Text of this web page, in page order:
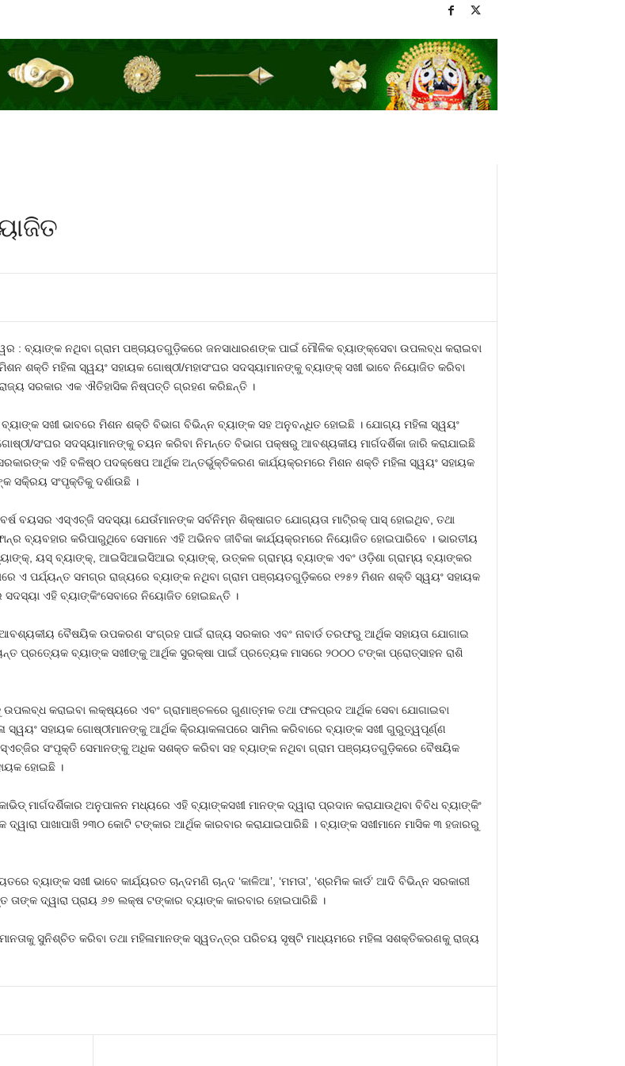
: ବ୍ୟାଙ୍କ ନଥିବା ଗ୍ରାମ ପଞ୍ଚାୟତଗୁଡ଼ିକରେ ଜନସାଧାରଣଙ୍କ ପାଇଁ ମୌଳିକ ବ୍ୟାଙ୍କ୍‌ସେବା ଉପଲବ୍ଧ କରାଇବା
ଶକ୍ତି ମହିଳା ସ୍ୱୟଂ ସହାୟକ ଗୋଷ୍ଠୀ/ମହାସଂଘର ସଦସ୍ୟାମାନଙ୍କୁ ବ୍ୟାଙ୍କ୍‌ ସଖୀ ଭାବେ ନିୟୋଜିତ କରିବା
ସରକାର ଏକ ଐତିହାସିକ ନିଷ୍ପତ୍ତି ଗ୍ରହଣ କରିଛନ୍ତି ।
ସଖୀ ଭାବରେ ମିଶନ ଶକ୍ତି ବିଭାଗ ବିଭିନ୍ନ ବ୍ୟାଙ୍କ ସହ ଅନୁବନ୍ଧିତ ହୋଇଛି । ଯୋଗ୍ୟ ମହିଳା ସ୍ୱୟଂ
ସଂଘର ସଦସ୍ୟାମାନଙ୍କୁ ଚୟନ କରିବା ନିମନ୍ତେ ବିଭାଗ ପକ୍ଷରୁ ଆବଶ୍ୟକୀୟ ମାର୍ଗଦର୍ଶିକା ଜାରି କରାଯାଇଛି
ସରକାରଙ୍କ ଏହି ବଳିଷ୍ଠ ପଦକ୍ଷେପ ଆର୍ଥିକ ଅନ୍ତର୍ଭୁକ୍ତିକରଣ କାର୍ଯ୍ୟକ୍ରମରେ ମିଶନ ଶକ୍ତି ମହିଳା ସ୍ୱୟଂ ସହାୟକ
ସକି୍ରୟ ସଂପୃକ୍ତିକୁ ଦର୍ଶାଉଛି ।
ବୟସର ଏସ୍‌ଏଚ୍‌ଜି ସଦସ୍ୟା ଯେଉଁମାନଙ୍କ ସର୍ବନିମ୍ନ ଶିକ୍ଷାଗତ ଯୋଗ୍ୟତା ମାଟି୍ରକ୍‌ ପାସ୍‌ ହୋଇଥିବ, ତଥା
ବ୍ୟବହାର କରିପାରୁଥିବେ ସେମାନେ ଏହି ଅଭିନବ ଜୀବିକା କାର୍ଯ୍ୟକ୍ରମରେ ନିୟୋଜିତ ହୋଇପାରିବେ । ଭାରତୀୟ
ୟସ୍‌ ବ୍ୟାଙ୍କ୍‌, ଆଇସିଆଇସିଆଇ ବ୍ୟାଙ୍କ୍‌, ଉତ୍କଳ ଗ୍ରାମ୍ୟ ବ୍ୟାଙ୍କ ଏବଂ ଓଡ଼ିଶା ଗ୍ରାମ୍ୟ ବ୍ୟାଙ୍କର
ଏ ପର୍ଯ୍ୟନ୍ତ ସମଗ୍ର ରାଜ୍ୟରେ ବ୍ୟାଙ୍କ ନଥିବା ଗ୍ରାମ ପଞ୍ଚାୟତଗୁଡ଼ିକରେ ୧୨୫୨ ମିଶନ ଶକ୍ତି ସ୍ୱୟଂ ସହାୟକ
ସଦସ୍ୟା ଏହି ବ୍ୟାଙ୍କିଂସେବାରେ ନିୟୋଜିତ ହୋଇଛନ୍ତି ।
ବୈଷୟିକ ଉପକରଣ ସଂଗ୍ରହ ପାଇଁ ରାଜ୍ୟ ସରକାର ଏବଂ ନାବାର୍ଡ ତରଫରୁ ଆର୍ଥିକ ସହାୟତା ଯୋଗାଇ
ପ୍ରତ୍ୟେକ ବ୍ୟାଙ୍କ ସଖୀଙ୍କୁ ଆର୍ଥିକ ସୁରକ୍ଷା ପାଇଁ ପ୍ରତ୍ୟେକ ମାସରେ ୨୦୦୦ ଟଙ୍କା ପ୍ରୋତ୍ସାହନ ରାଶି
ଉପଲବ୍ଧ କରାଇବା ଲକ୍ଷ୍ୟରେ ଏବଂ ଗ୍ରାମାଞ୍ଚଳରେ ଗୁଣାତ୍ମକ ତଥା ଫଳପ୍ରଦ ଆର୍ଥିକ ସେବା ଯୋଗାଇବା
ସ୍ୱୟଂ ସହାୟକ ଗୋଷ୍ଠୀମାନଙ୍କୁ ଆର୍ଥିକ କି୍ରୟାକଳାପରେ ସାମିଲ କରିବାରେ ବ୍ୟାଙ୍କ ସଖୀ ଗୁରୁତ୍ୱପୂର୍ଣ୍ଣ
ସଂପୃକ୍ତି ସେମାନଙ୍କୁ ଅଧିକ ସଶକ୍ତ କରିବା ସହ ବ୍ୟାଙ୍କ ନଥିବା ଗ୍ରାମ ପଞ୍ଚାୟତଗୁଡ଼ିକରେ ବୈଷୟିକ
ହୋଇଛି ।
ମାର୍ଗଦର୍ଶିକାର ଅନୁପାଳନ ମଧ୍ୟରେ ଏହି ବ୍ୟାଙ୍କସଖୀ ମାନଙ୍କ ଦ୍ୱାରା ପ୍ରଦାନ କରାଯାଉଥିବା ବିବିଧ ବ୍ୟାଙ୍କିଂ
ପାଖାପାଖି ୨୩୦ କୋଟି ଟଙ୍କାର ଆର୍ଥିକ କାରବାର କରାଯାଇପାରିଛି । ବ୍ୟାଙ୍କ ସଖୀମାନେ ମାସିକ ୩ ହଜାରରୁ
ସଖୀ ଭାବେ କାର୍ଯ୍ୟରତ ଚାନ୍ଦମଣି ଚାନ୍ଦ ‘କାଳିଆ’, ‘ମମତା’, ‘ଶ୍ରମିକ କାର୍ଡ’ ଆଦି ବିଭିନ୍ନ ସରକାରୀ
ଦ୍ୱାରା ପ୍ରାୟ ୬୭ ଲକ୍ଷ ଟଙ୍କାର ବ୍ୟାଙ୍କ କାରବାର ହୋଇପାରିଛି ।
ସୁନିଶ୍ଚିତ କରିବା ତଥା ମହିଳାମାନଙ୍କ ସ୍ୱତନ୍ତ୍ର ପରିଚୟ ସୃଷ୍ଟି ମାଧ୍ୟମରେ ମହିଳା ସଶକ୍ତିକରଣକୁ ରାଜ୍ୟ